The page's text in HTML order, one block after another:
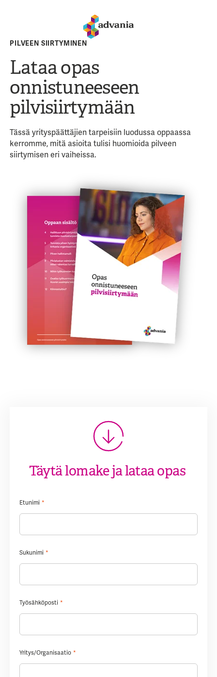
PILVEEN SIIRTYMINEN
Lataa opas
onnistuneeseen
pilvisiirtymään
Tässä yrityspäättäjien tarpeisiin luodussa oppaassa
kerromme, mitä asioita tulisi huomioida pilveen
siirtymisen eri vaiheissa.
Täytä lomake ja lataa opas
Etunimi *
Sukunimi *
Työsähköposti *
Yritys/Organisaatio *